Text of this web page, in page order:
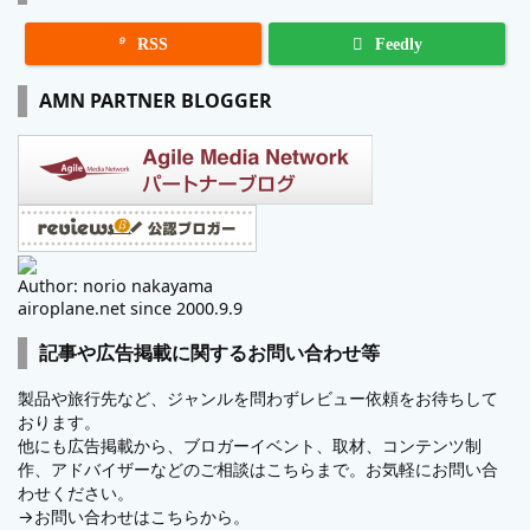
 RSS Feedly
AMN PARTNER BLOGGER
Author: norio nakayama
airoplane.net since 2000.9.9
記事や広告掲載に関するお問い合わせ等
製品や旅行先など、ジャンルを問わずレビュー依頼をお待ちして
おります。
他にも広告掲載から、ブロガーイベント、取材、コンテンツ制
作、アドバイザーなどのご相談はこちらまで。お気軽にお問い合
わせください。
→お問い合わせはこちらから。